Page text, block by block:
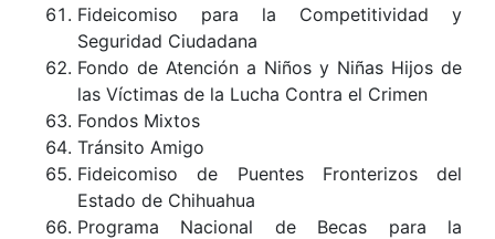
Fideicomiso para la Competitividad y
Seguridad Ciudadana
Fondo de Atención a Niños y Niñas Hijos de
las Víctimas de la Lucha Contra el Crimen
Fondos Mixtos
Tránsito Amigo
Fideicomiso de Puentes Fronterizos del
Estado de Chihuahua
Programa Nacional de Becas para la